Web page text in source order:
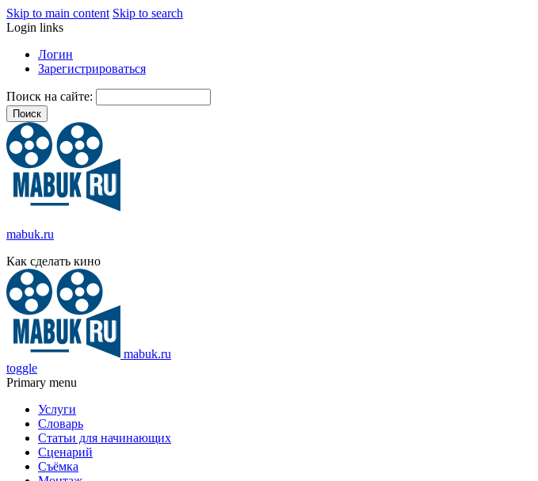
Skip to main content Skip to search
Login links
Логин
Зарегистрироваться
Поиск на сайте:
mabuk.ru
Как сделать кино
mabuk.ru
toggle
Primary menu
Услуги
Словарь
Статьи для начинающих
Сценарий
Съёмка